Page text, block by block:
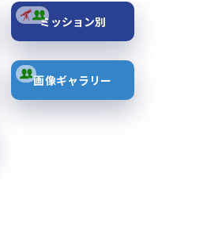
ミッション別
画像ギャラリー